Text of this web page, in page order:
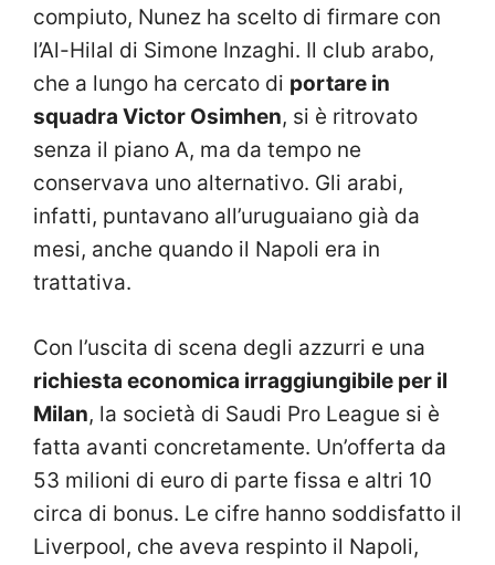
compiuto, Nunez ha scelto di firmare con
l’Al-Hilal di Simone Inzaghi. Il club arabo,
che a lungo ha cercato di portare in
squadra Victor Osimhen, si è ritrovato
senza il piano A, ma da tempo ne
conservava uno alternativo. Gli arabi,
infatti, puntavano all’uruguaiano già da
mesi, anche quando il Napoli era in
trattativa.
Con l’uscita di scena degli azzurri e una
richiesta economica irraggiungibile per il
Milan, la società di Saudi Pro League si è
fatta avanti concretamente. Un’offerta da
53 milioni di euro di parte fissa e altri 10
circa di bonus. Le cifre hanno soddisfatto il
Liverpool, che aveva respinto il Napoli,